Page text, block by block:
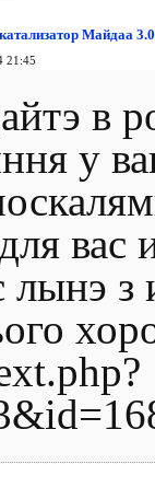
Майдаа 3.0
21:45
в
у
вас
лынэ з